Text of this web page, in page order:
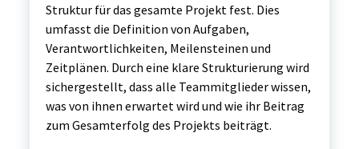
Struktur für das gesamte Projekt fest. Dies
umfasst die Definition von Aufgaben,
Verantwortlichkeiten, Meilensteinen und
Zeitplänen. Durch eine klare Strukturierung wird
sichergestellt, dass alle Teammitglieder wissen,
was von ihnen erwartet wird und wie ihr Beitrag
zum Gesamterfolg des Projekts beiträgt.